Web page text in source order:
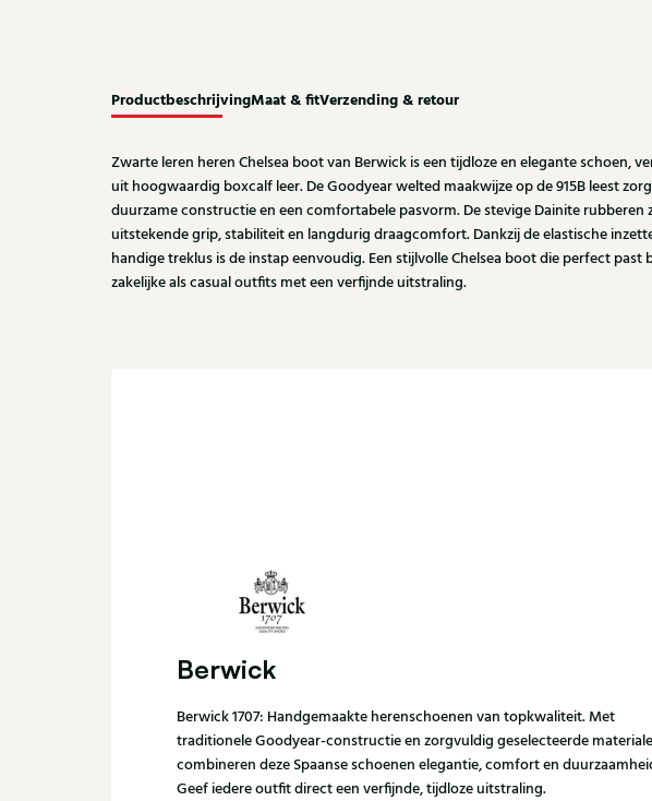
ProductbeschrijvingMaat & fitVerzending & retour
Zwarte leren heren Chelsea boot van Berwick is een tijdloze en elegante schoen,
uit hoogwaardig boxcalf leer. De Goodyear welted maakwijze op de 915B leest
duurzame constructie en een comfortabele pasvorm. De stevige Dainite rubberen
uitstekende grip, stabiliteit en langdurig draagcomfort. Dankzij de elastische
handige treklus is de instap eenvoudig. Een stijlvolle Chelsea boot die perfect past
zakelijke als casual outfits met een verfijnde uitstraling.
Berwick
Berwick 1707: Handgemaakte herenschoenen van topkwaliteit. Met
traditionele Goodyear-constructie en zorgvuldig geselecteerde
combineren deze Spaanse schoenen elegantie, comfort en
Geef iedere outfit direct een verfijnde, tijdloze uitstraling.